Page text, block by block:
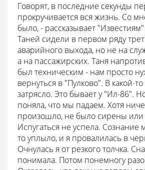
Говорят, в последние секунды
прокручивается вся жизнь. Со
было, - рассказывает
Таней сидели в первом ряду
аварийного выхода, но не на
а на пассажирских. Таня
был техническим - нам просто
вернуться в "Пулково". В какой-
затрясло. Это бывает у "Ил-86".
поняла, что мы падаем. Хотя
произошло, не было сирены или
Испугаться не успела. Сознание
то уплыло, и я провалилась в
Очнулась я от резкого толчка.
понимала. Потом понемногу